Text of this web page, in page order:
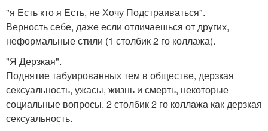
"я Есть кто я Есть, не Хочу Подстраиваться".
Верность себе, даже если отличаешься от других,
неформальные стили (1 столбик 2 го коллажа).
"Я Дерзкая".
Поднятие табуированных тем в обществе, дерзкая
сексуальность, ужасы, жизнь и смерть, некоторые
социальные вопросы. 2 столбик 2 го коллажа как дерзкая
сексуальность.